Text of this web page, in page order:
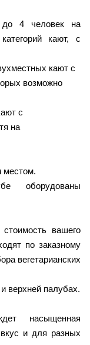
до 4 человек на
кают, с
кают с
возможно
с
на
местом.
оборудованы
вашего
по заказному
вегетарианских
верхней палубах.
насыщенная
и для разных